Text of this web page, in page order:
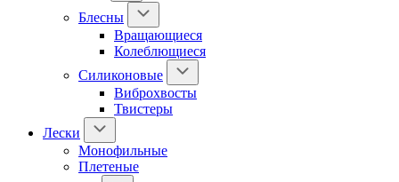
Блесны
Вращающиеся
Колеблющиеся
Силиконовые
Виброхвосты
Твистеры
Лески
Монофильные
Плетеные